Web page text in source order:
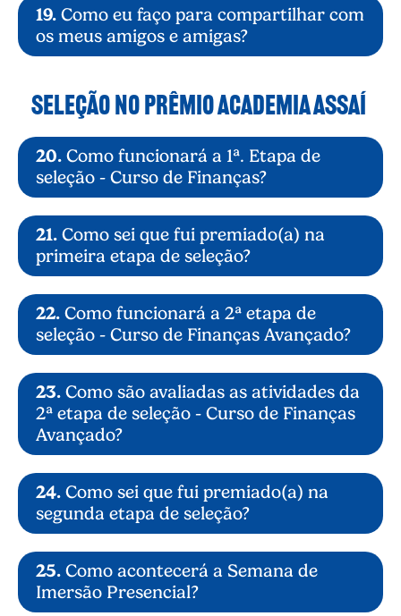
19. Como eu faço para compartilhar com
os meus amigos e amigas?
SELEÇÃO NO PRÊMIO ACADEMIA ASSAÍ
20. Como funcionará a 1ª. Etapa de
seleção - Curso de Finanças?
21. Como sei que fui premiado(a) na
primeira etapa de seleção?
22. Como funcionará a 2ª etapa de
seleção - Curso de Finanças Avançado?
Realizar atividades relacionadas aos
conteúdos apresentados;
Responder à avaliação das lives;
Preencher o Formulário II – Cadastro
23. Como são avaliadas as atividades da
2ª etapa de seleção - Curso de Finanças
Avançado?
Desempenho no Curso de Finanças
Avançado: 50% da nota final;
Avaliação do Formulário II - Cadastro
24. Como sei que fui premiado(a) na
segunda etapa de seleção?
25. Como acontecerá a Semana de
Imersão Presencial?